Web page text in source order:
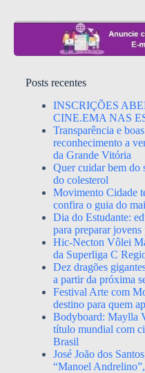
Posts recentes
INSCRIÇÕES
CINE.EMA NAS
Transparência e
reconhecimento a
da Grande Vitória
Quer cuidar bem do
do colesterol
Movimento Cidade
confira o guia do
Dia do Estudante:
para preparar
Hic-Necton Vôlei
da Superliga C
Dez dragões
a partir da próxima
Festival Arte com
destino para quem
Bodyboard: Maylla
título mundial com
Brasil
José João dos
“Manoel